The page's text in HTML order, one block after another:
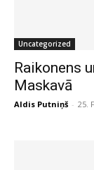
Uncategorized
Raikonens
Maskavā
Aldis Putniņš - 25.